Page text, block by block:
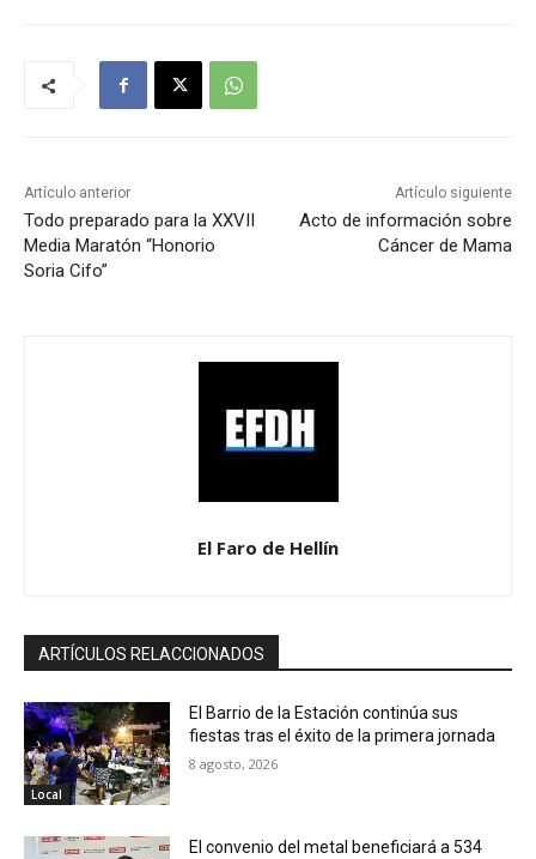
Artículo anterior
Todo preparado para la XXVII
Media Maratón “Honorio
Soria Cifo”
Artículo siguiente
Acto de información sobre
Cáncer de Mama
El Faro de Hellín
ARTÍCULOS RELACCIONADOS
Local
El Barrio de la Estación continúa sus
fiestas tras el éxito de la primera jornada
8 agosto, 2026
El convenio del metal beneficiará a 534